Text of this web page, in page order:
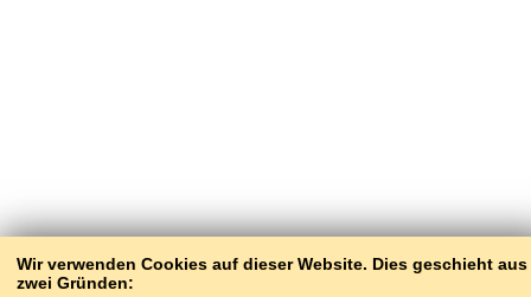
Wir verwenden Cookies auf dieser Website. Dies geschieht aus
zwei Gründen: